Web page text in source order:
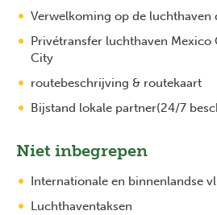
Verwelkoming op de luchthaven
Privétransfer luchthaven
City
routebeschrijving & routekaart
Bijstand lokale partner(24/7
Niet inbegrepen
Internationale en binnenlandse
Luchthaventaksen